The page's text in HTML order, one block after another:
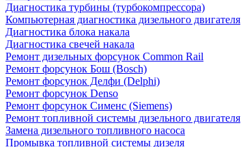
Диагностика турбины (турбокомпрессора)
Компьютерная диагностика дизельного двигателя
Диагностика блока накала
Диагностика свечей накала
Ремонт дизельных форсунок Common Rail
Ремонт форсунок Бош (Bosch)
Ремонт форсунок Делфи (Delphi)
Ремонт форсунок Denso
Ремонт форсунок Сименс (Siemens)
Ремонт топливной системы дизельного двигателя
Замена дизельного топливного насоса
Промывка топливной системы дизеля